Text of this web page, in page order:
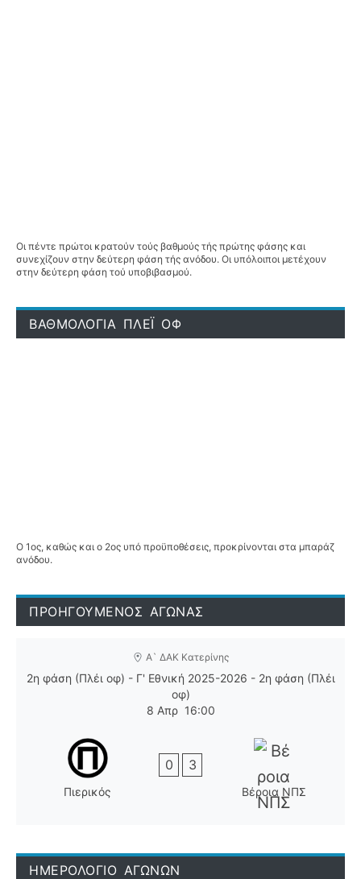
Οι πέντε πρώτοι κρατούν τούς βαθμούς τής πρώτης φάσης και
συνεχίζουν στην δεύτερη φάση τής ανόδου. Οι υπόλοιποι μετέχουν
στην δεύτερη φάση τού υποβιβασμού.
ΒΑΘΜΟΛΟΓΙΑ ΠΛΕΪ ΟΦ
Ο 1ος, καθώς και ο 2ος υπό προϋποθέσεις, προκρίνονται στα μπαράζ
ανόδου.
ΠΡΟΗΓΟΥΜΕΝΟΣ ΑΓΩΝΑΣ
Α` ΔΑΚ Κατερίνης
2η φάση (Πλέι οφ) - Γ' Εθνική 2025-2026 - 2η φάση (Πλέι
οφ)
8 Απρ 16:00
Πιερικός
0 3
Βέροια ΝΠΣ
ΗΜΕΡΟΛΟΓΙΟ ΑΓΩΝΩΝ